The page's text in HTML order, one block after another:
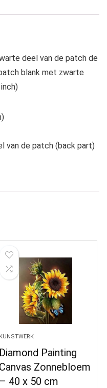
deel van de patch de
blank met zwarte
van de patch (back part)
KUNSTWERK
Diamond Painting
Canvas Zonnebloem
– 40 x 50 cm